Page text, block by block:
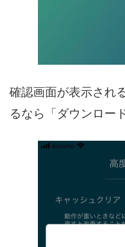
確認画面が表示され
るなら「ダウンロー